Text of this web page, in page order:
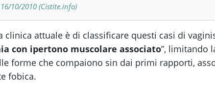
10/2010 (Cistite.info)
clinica attuale è di classificare questi casi di
con ipertono muscolare associato”, limitando
forme che compaiono sin dai primi rapporti,
fobica.